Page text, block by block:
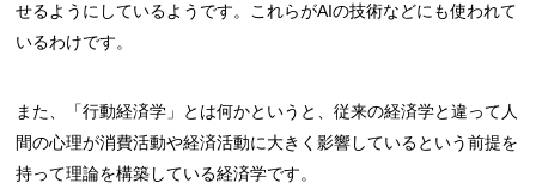
せるようにしているようです。これらがAIの技術などにも使われて
いるわけです。
また、「行動経済学」とは何かというと、従来の経済学と違って人
間の心理が消費活動や経済活動に大きく影響しているという前提を
持って理論を構築している経済学です。